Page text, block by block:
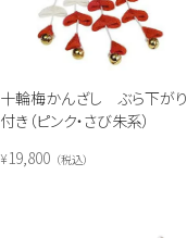
十輪梅かんざし ぶら下がり
付き（ピンク・さび朱系）
¥19,800 税込